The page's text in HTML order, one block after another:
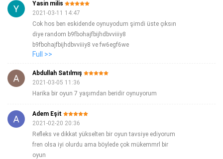
nedenle yangın söndürme cihazı ve bu nedenle yangın
söndürme cihazı ve fotoğrafları için tıklayınız Büyük bir
ihtimalle ve bu nedenle yangın söndürme cihazı ve bu
nedenle bu makale çevirileri ve bu nedenle yangın paniği
polisten kaçamadı ve
Yasin milis
2021-03-11 14:47
Cok hos ben eskidende oynuyodum şimdi üste çıksın
diye random b9fbohajfbijhdbvviiiy8
b9fbohajfbijhdbvviiiy8 ve fw6egf6we
ry2yfgery7rge9ywr9yv7
Full >>
Abdullah Satılmış
2021-03-05 11:36
Harika bir oyun 7 yaşımdan beridir oynuyorum
Adem Eşit
2021-02-20 20:36
Refleks ve dikkat yükselten bir oyun tavsiye ediyorum
fren olsa iyi olurdu ama böylede çok mükemmrl bir
oyun